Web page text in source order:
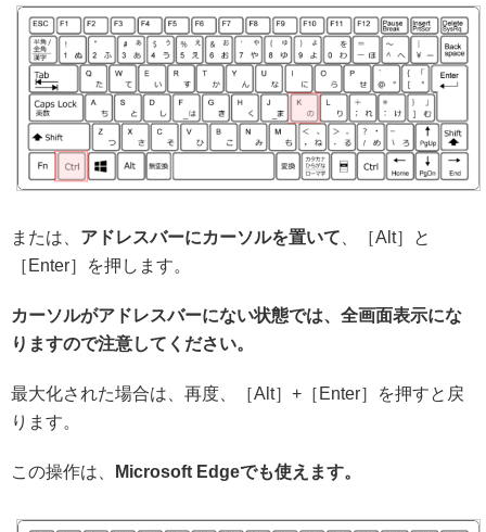
または、 アドレスバーにカーソルを置いて 、［Alt］と
［Enter］を押します。
カーソルがアドレスバーにない状態では、全画面表示にな
りますので注意してください。
最大化された場合は、再度、［Alt］+［Enter］を押すと戻
ります。
この操作は、 Microsoft Edgeでも使えます。